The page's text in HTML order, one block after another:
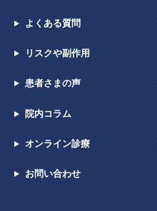
よくある質問
リスクや副作用
患者さまの声
院内コラム
オンライン診療
お問い合わせ